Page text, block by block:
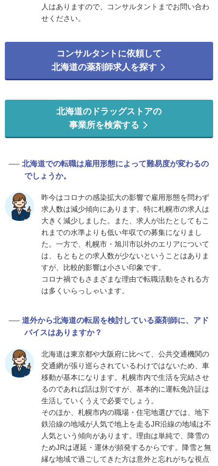
人はありますので、コンサルタントまでお問い合わ
せください。
コンサルタントに依頼して
北海道の薬剤師求人を探す
北海道のドラッグストアの
事業所を検索する
北海道での転職は雇用形態によって難易度が変わるの
でしょうか。
昨今はコロナの感染拡大の影響で雇用形態を問わず
求人数は減少傾向にあります。特に札幌市の求人は
大きく減少しました。また、求人が出たとしてもこ
れまでの水準よりも低い年収での募集になりまし
た。一方で、札幌市・旭川市以外のエリアについて
は、もともとの求人数が少ないということはありま
すが、比較的影響は小さい印象です。
コロナ禍でもさまざまな理由で転職活動をされる方
は多くいらっしゃいます。
道外から北海道の転居を検討している薬剤師に、アド
バイスはありますか？
北海道は東京都や大阪府に比べて、公共交通機関の
交通網が張り巡らされているわけではないため、車
移動が基本になります。札幌市内で生活を完結させ
るのであれば話は別ですが、基本的に運転免許証は
生活していくうえで必要でしょう。
そのほか、札幌市内の職場・住宅地選びでは、地下
鉄沿線の地域が人気で地上を走るJR沿線の地域は不
人気という傾向があります。理由は単純で、降雪の
ためJRは遅延・運休が頻発するからです。降雪と無
縁な地域で過ごしてきた方は意外と忘れがちな視点